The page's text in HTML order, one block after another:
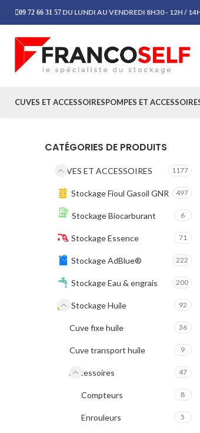
09 72 66 31 57 DU LUNDI AU VENDREDI 8H30 - 12H /
CUVES ET ACCESSOIRESPOMPES ET
CATÉGORIES DE PRODUITS
CUVES ET ACCESSOIRES 1177
Stockage Fioul Gasoil GNR 497
Stockage Biocarburant 6
Stockage Essence 71
Stockage AdBlue® 222
Stockage Eau & engrais 200
Stockage Huile 92
Cuve fixe huile 36
Cuve transport huile 9
Accessoires 47
Compteurs 8
Enrouleurs 5